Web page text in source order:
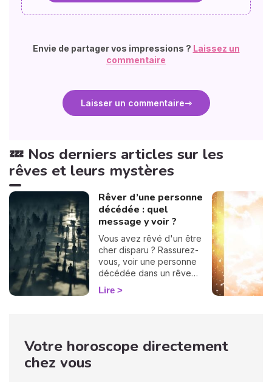
Envie de partager vos impressions ? Laissez un
commentaire
Laisser un commentaire
💤 Nos derniers articles sur les
rêves et leurs mystères
Rêver d’une personne
décédée : quel
message y voir ?
Vous avez rêvé d'un être
cher disparu ? Rassurez-
vous, voir une personne
décédée dans un rêve
n’annonce en aucun cas
votre propre décès. Ces
des périodes difficiles, et
elles peuvent nous
Lire
Votre horoscope directement
chez vous